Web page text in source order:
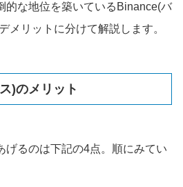
的な地位を築いているBinance(バ
メリットに分けて解説します。
)のメリット
げるのは下記の4点。順にみてい